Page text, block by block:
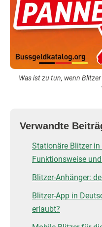
Was ist zu tun, wenn
Verwandte
Stationäre Blitzer
Funktionsweise
Blitzer-Anhänger:
Blitzer-App in
erlaubt?